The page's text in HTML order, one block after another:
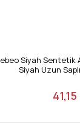
Siyah Sentetik
Siyah Uzun